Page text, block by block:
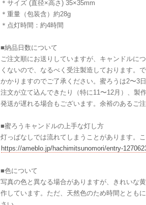
＊サイズ (直径×高さ) 35×35mm
＊重量（包装含）約28g
＊点灯時間：約4時間
■納品日数について
ご注文順にお送りしていますが、キャンドルに
くないので、なるべく受注製造しております。
かかりますのでご了承ください。蜜ろうは2〜3
注文が立て込んできたり（特に11〜12月）、製
発送が遅れる場合もございます。余裕のあるご
■蜜ろうキャンドルの上手な灯し方
灯っぱなしでは流れてしまうことがあります。
https://ameblo.jp/hachimitsunomori/entry-
■色について
写真の色と異なる場合がありますが、きれいな
作しています。ただ、天然色のため時間ととも